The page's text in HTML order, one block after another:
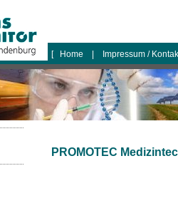
[ Home Impressum /
PROMOTEC